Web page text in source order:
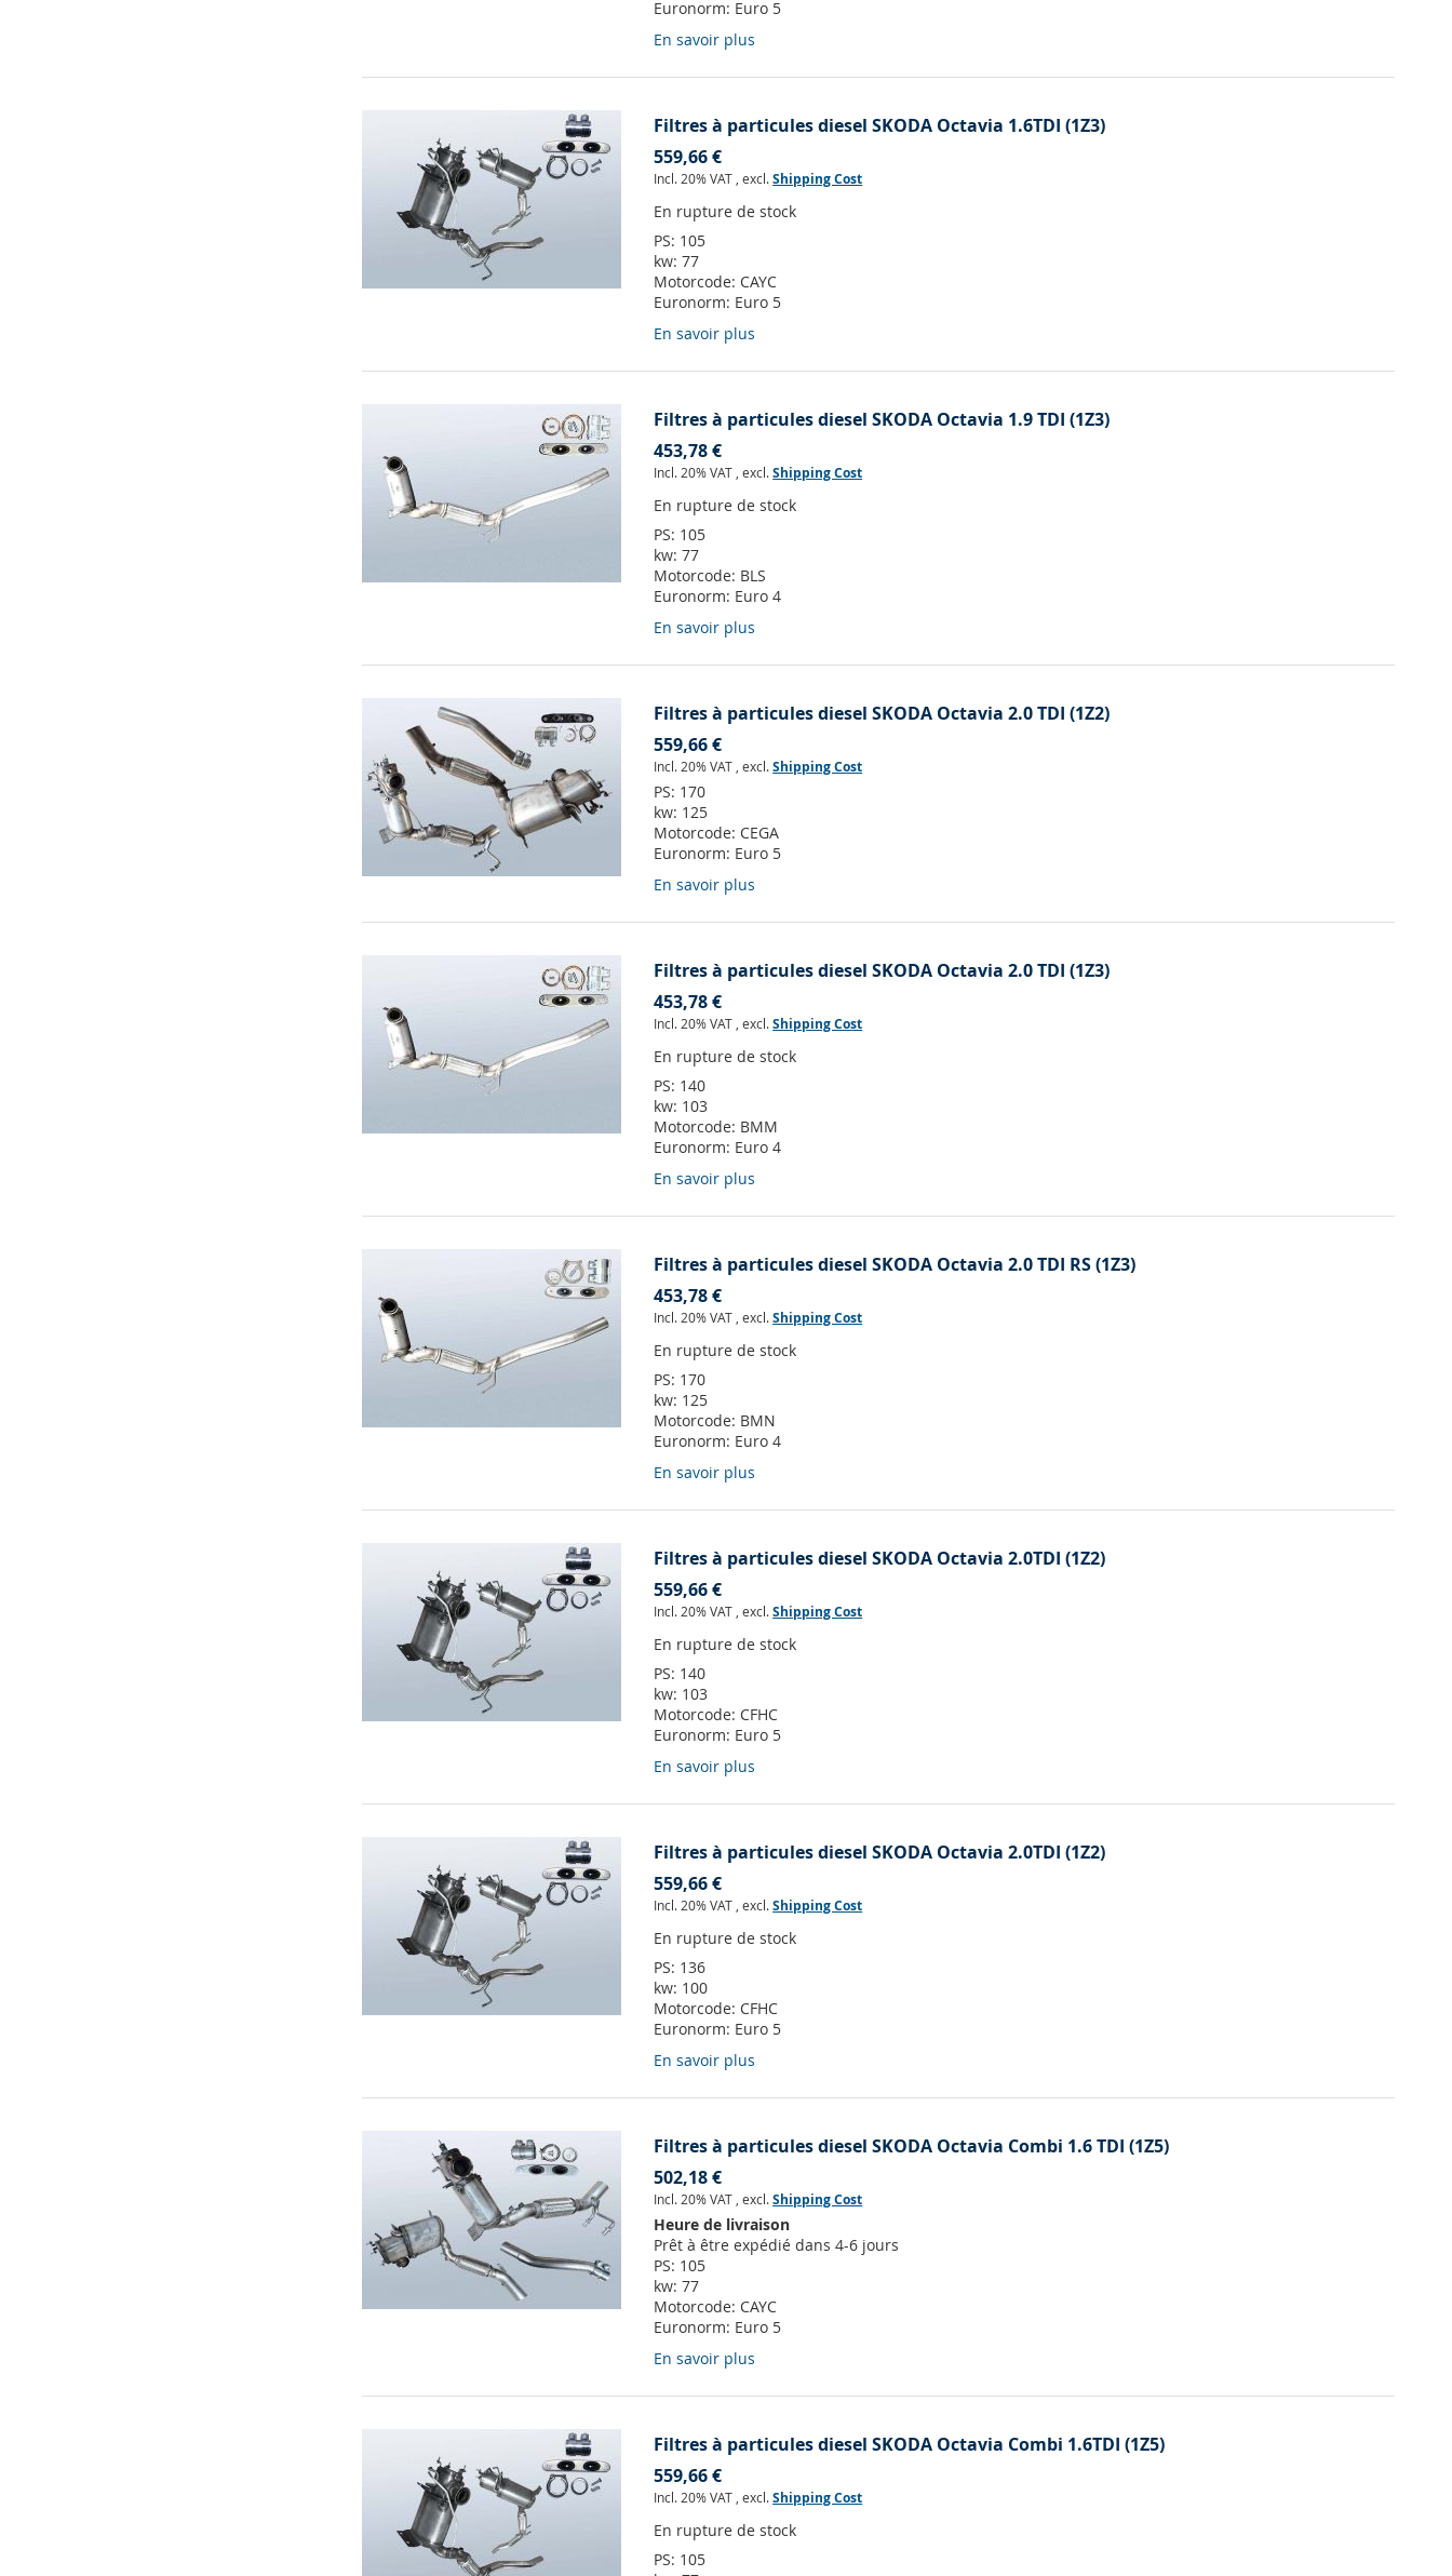
Euronorm: Euro 5
En savoir plus
Filtres à particules diesel SKODA Octavia 1.6TDI (1Z3)
559,66 €
Incl. 20% VAT ,excl.Shipping Cost
En rupture de stock
PS: 105
kw:77
Motorcode: CAYC
Euronorm: Euro 5
En savoir plus
Filtres à particules diesel SKODA Octavia 1.9 TDI (1Z3)
453,78 €
Incl. 20% VAT ,excl.Shipping Cost
En rupture de stock
PS: 105
kw:77
Motorcode: BLS
Euronorm: Euro 4
En savoir plus
Filtres à particules diesel SKODA Octavia 2.0 TDI (1Z2)
559,66 €
Incl. 20% VAT ,excl.Shipping Cost
PS: 170
kw: 125
Motorcode: CEGA
Euronorm: Euro 5
En savoir plus
Filtres à particules diesel SKODA Octavia 2.0 TDI (1Z3)
453,78 €
Incl. 20% VAT ,excl.Shipping Cost
En rupture de stock
PS: 140
kw: 103
Motorcode: BMM
Euronorm: Euro 4
En savoir plus
Filtres à particules diesel SKODA Octavia 2.0 TDI RS (1Z3)
453,78 €
Incl. 20% VAT ,excl.Shipping Cost
En rupture de stock
PS: 170
kw: 125
Motorcode: BMN
Euronorm: Euro 4
En savoir plus
Filtres à particules diesel SKODA Octavia 2.0TDI (1Z2)
559,66 €
Incl. 20% VAT ,excl.Shipping Cost
En rupture de stock
PS: 140
kw: 103
Motorcode: CFHC
Euronorm: Euro 5
En savoir plus
Filtres à particules diesel SKODA Octavia 2.0TDI (1Z2)
559,66 €
Incl. 20% VAT ,excl.Shipping Cost
En rupture de stock
PS: 136
kw: 100
Motorcode: CFHC
Euronorm: Euro 5
En savoir plus
Filtres à particules diesel SKODA Octavia Combi 1.6 TDI (1Z5)
502,18 €
Incl. 20% VAT ,excl.Shipping Cost
Heure de livraison
Prêt à être expédié dans 4-6 jours
PS: 105
kw:77
Motorcode: CAYC
Euronorm: Euro 5
En savoir plus
Filtres à particules diesel SKODA Octavia Combi 1.6TDI (1Z5)
559,66 €
Incl. 20% VAT ,excl.Shipping Cost
En rupture de stock
PS: 105